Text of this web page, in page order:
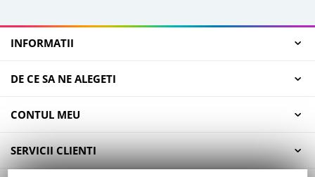
INFORMATII
DE CE SA NE ALEGETI
CONTUL MEU
SERVICII CLIENTI